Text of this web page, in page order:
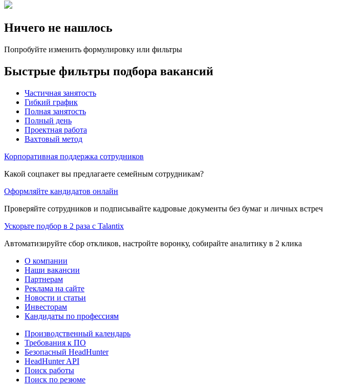
Ничего не нашлось
Попробуйте изменить формулировку или фильтры
Быстрые фильтры подбора вакансий
Частичная занятость
Гибкий график
Полная занятость
Полный день
Проектная работа
Вахтовый метод
Корпоративная поддержка сотрудников
Какой соцпакет вы предлагаете семейным сотрудникам?
Оформляйте кандидатов онлайн
Проверяйте сотрудников и подписывайте кадровые документы без бумаг и личных встреч
Ускорьте подбор в 2 раза с Talantix
Автоматизируйте сбор откликов, настройте воронку, собирайте аналитику в 2 клика
О компании
Наши вакансии
Партнерам
Реклама на сайте
Новости и статьи
Инвесторам
Кандидаты по профессиям
Производственный календарь
Требования к ПО
Безопасный HeadHunter
HeadHunter API
Поиск работы
Поиск по резюме